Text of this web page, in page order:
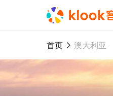
首页 澳大利亚